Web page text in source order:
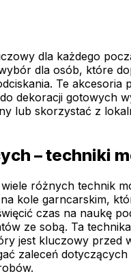
dla każdego
dla osób, które
Te
dekoracji gotowych
lub skorzystać z
– techniki
różnych technik
kole garncarskim,
czas na naukę
ze sobą. Ta
jest kluczowy przed
zaleceń